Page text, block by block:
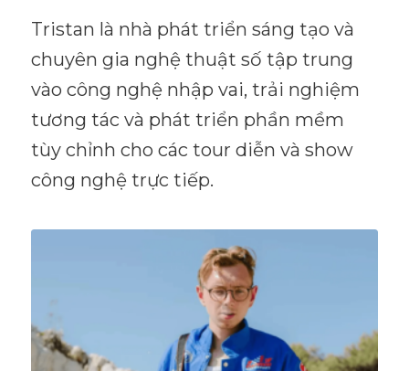
Tristan là nhà phát triển sáng tạo và
chuyên gia nghệ thuật số tập trung
vào công nghệ nhập vai, trải nghiệm
tương tác và phát triển phần mềm
tùy chỉnh cho các tour diễn và show
công nghệ trực tiếp.